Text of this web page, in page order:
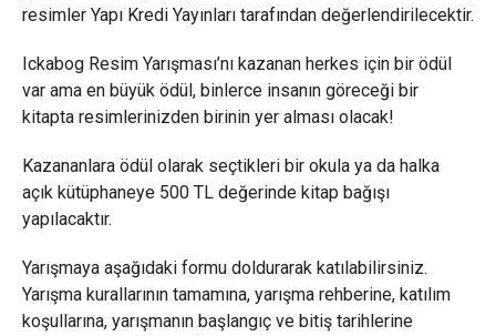
resimler Yapı Kredi Yayınları tarafından değerlendirilecektir.
Ickabog Resim Yarışması’nı kazanan herkes için bir ödül
var ama en büyük ödül, binlerce insanın göreceği bir
kitapta resimlerinizden birinin yer alması olacak!
Kazananlara ödül olarak seçtikleri bir okula ya da halka
açık kütüphaneye 500 TL değerinde kitap bağışı
yapılacaktır.
Yarışmaya aşağıdaki formu doldurarak katılabilirsiniz.
Yarışma kurallarının tamamına, yarışma rehberine, katılım
koşullarına, yarışmanın başlangıç ve bitiş tarihlerine